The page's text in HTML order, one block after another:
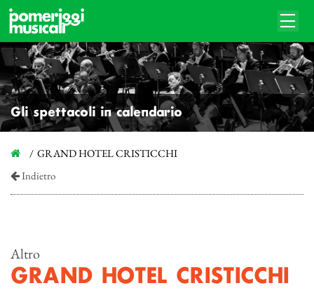
Gli spettacoli in calendario
GRAND HOTEL CRISTICCHI
Indietro
Altro
GRAND HOTEL CRISTICCHI